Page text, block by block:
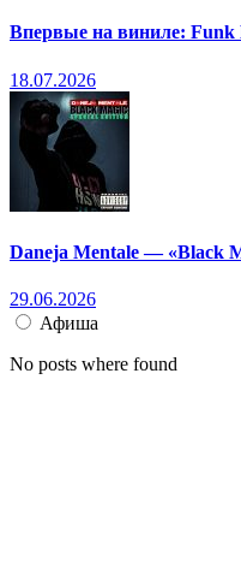
Впервые на виниле:
18.07.2026
Daneja Mentale — «Black
29.06.2026
Афиша
No posts where found